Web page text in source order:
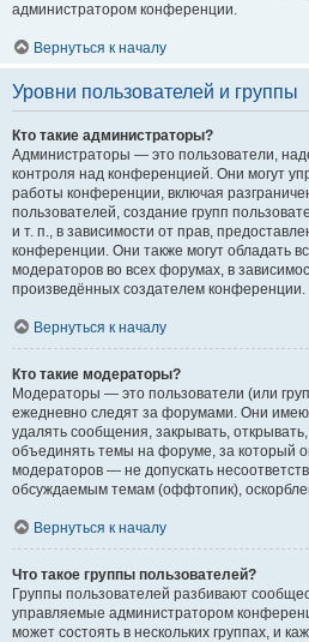
администратором конференции.
Вернуться к началу
Уровни пользователей и группы
Кто такие администраторы?
Администраторы — это пользователи,
контроля над конференцией. Они могут
работы конференции, включая
пользователей, создание групп
и т. п., в зависимости от прав,
конференции. Они также могут обладать
модераторов во всех форумах, в
произведённых создателем конференции.
Вернуться к началу
Кто такие модераторы?
Модераторы — это пользователи (или
ежедневно следят за форумами. Они
удалять сообщения, закрывать,
объединять темы на форуме, за который
модераторов — не допускать
обсуждаемым темам (оффтопик),
Вернуться к началу
Что такое группы пользователей?
Группы пользователей разбивают
управляемые администратором
может состоять в нескольких группах, и